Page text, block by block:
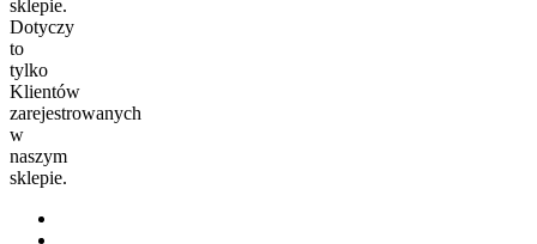
sklepie.
Dotyczy
to
tylko
Klientów
zarejestrowanych
w
naszym
sklepie.